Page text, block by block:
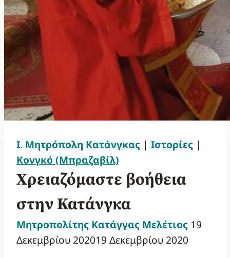
Ι. Μητρόπολη Κατάνγκας | Ιστορίες |
Κονγκό (Μπραζαβίλ)
Χρειαζόμαστε βοήθεια
στην Κατάνγκα
Μητροπολίτης Κατάγγας Μελέτιος 19
Δεκεμβρίου 202019 Δεκεμβρίου 2020